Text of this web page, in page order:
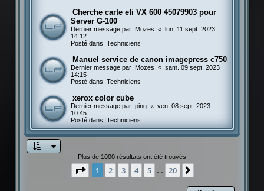
Cherche carte efi VX 600 45079903 pour
Server G-100
Dernier message par Mozes « lun. 11 sept. 2023
14:12
Posté dans Techniciens
Manuel service de canon imagepress c750
Dernier message par Mozes « sam. 09 sept. 2023
14:15
Posté dans Techniciens
xerox color cube
Dernier message par ping « ven. 08 sept. 2023
10:45
Posté dans Techniciens
Plus de 1000 résultats ont été trouvés
Page 1sur20
1 2 3 4 5 20